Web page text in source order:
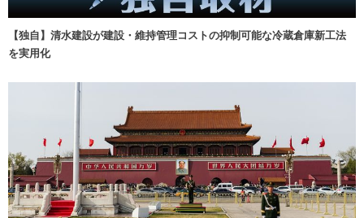
【独自】清水建設が建設・維持管理コストの抑制可能な冷蔵倉庫新工法
を実用化